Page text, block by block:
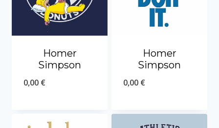
Homer
Simpson
0,00 €
Homer
Simpson
0,00 €